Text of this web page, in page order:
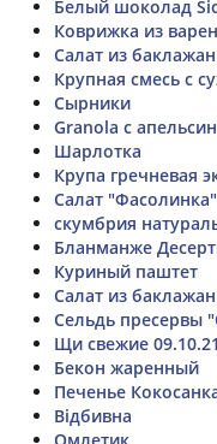
Белый шоколад
Коврижка из
Салат из баклажан
Крупная смесь с
Сырники
Granola с
Шарлотка
Крупа гречневая
Салат "Фасолинка"
скумбрия
Бланманже
Куриный паштет
Салат из баклажан
Сельдь пресервы
Щи свежие 09.10.21
Бекон жаренный
Печенье
Відбивна